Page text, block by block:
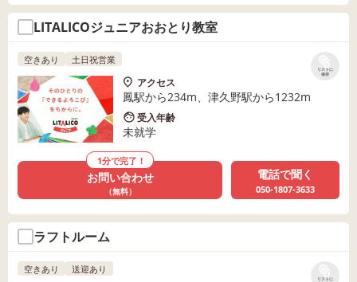
LITALICOジュニアおおとり教室
リストに
保存
空きあり 土日祝営業
アクセス
鳳駅から234m、津久野駅から1232m
受入年齢
未就学
1分で完了！
お問い合わせ
（無料）
電話で聞く
050-1807-3633
ラフトルーム
リストに
空きあり 送迎あり